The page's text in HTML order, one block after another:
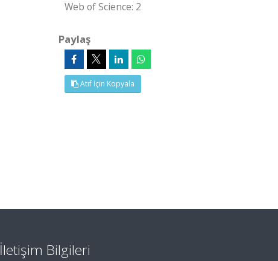
Web of Science: 2
Paylaş
Atıf İçin Kopyala
İletişim Bilgileri